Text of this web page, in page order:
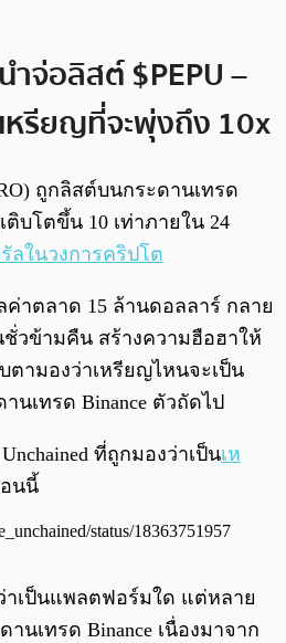
ำจ่อลิสต์ $PEPU –
หรียญที่จะพุ่งถึง 10x
ถูกลิสต์บนกระดานเทรด
ติบโตขึ้น 10 เท่าภายใน 24
ลในวงการคริปโต
าตลาด 15 ล้านดอลลาร์ กลาย
ชั่วข้ามคืน สร้างความฮือฮาให้
ามองว่าเหรียญไหนจะเป็น
นเทรด Binance ตัวถัดไป
ที่ถูกมองว่าเป็นเห
นนี้
status/18363751957
เป็นแพลตฟอร์มใด แต่หลาย
นเทรด Binance เนื่องมาจาก